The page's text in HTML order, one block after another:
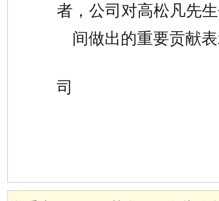
者，公司对高松凡先
间做出的重要贡
司